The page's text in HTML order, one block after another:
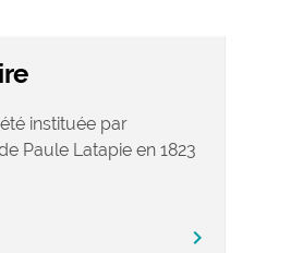
instituée par
Paule Latapie en 1823
chevron_right